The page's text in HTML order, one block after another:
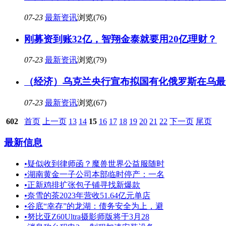
07-23 最新资讯浏览(76)
刚募资到账32亿，智翔金泰就要用20亿理财？
07-23 最新资讯浏览(79)
（经济）乌克兰央行宣布拟国有化俄罗斯在乌
07-23 最新资讯浏览(67)
602 首页 上一页 13 14 15 16 17 18 19 20 21 22 下一页 尾页
最新信息
•疑似收到律师函？魔兽世界公益服随时
•湖南黄金一子公司本部临时停产：一名
•正新鸡排扩张包子铺寻找新爆款
•奈雪的茶2023年营收51.64亿元单店
•谷底“幸存”的龙湖：债务安全为上，避
•努比亚Z60Ultra摄影师版将于3月28